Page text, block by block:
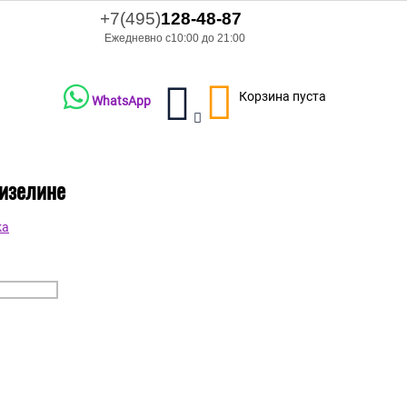
+7(495)128-48-87
Ежедневно с10:00 до 21:00
Корзина пуста
WhatsApp